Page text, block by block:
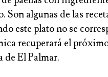
Son algunas de las
este plato no se
recuperará el
de El Palmar.